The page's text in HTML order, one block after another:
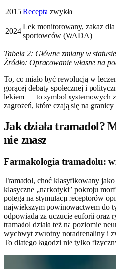
2015 Recepta zwykła
2024
Lek monitorowany, zakaz dla
sportowców (WADA)
Tabela 2: Główne zmiany w
Źródło: Opracowanie własne na
To, co miało być rewolucją w
gorącej debaty społecznej i
lekiem — to symbol systemowych
zagrożeń, które czają się na granicy
Jak działa tramadol?
nie znasz
Farmakologia tramadolu:
Tramadol, choć klasyfikowany
klasyczne „narkotyki” pokroju
polega na stymulacji receptorów
największym powinowactwem do
odpowiada za uczucie euforii oraz
tramadol działa też na poziomie
wychwyt zwrotny noradrenaliny i
To dlatego łagodzi nie tylko